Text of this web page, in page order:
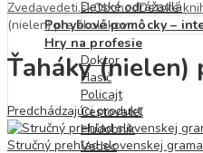
Detské odrážadlá
Pohybové pomôcky –
Hry na profesie
Doktor
Hasič
Policajt
Cestovateľ
Hudobník
Vedec
Zvedavedeti.skObchodDetské
(nielen) pre školákov
Ťaháky (nielen)
Predchádzajúci produkt
Stručný prehľad slovenskej